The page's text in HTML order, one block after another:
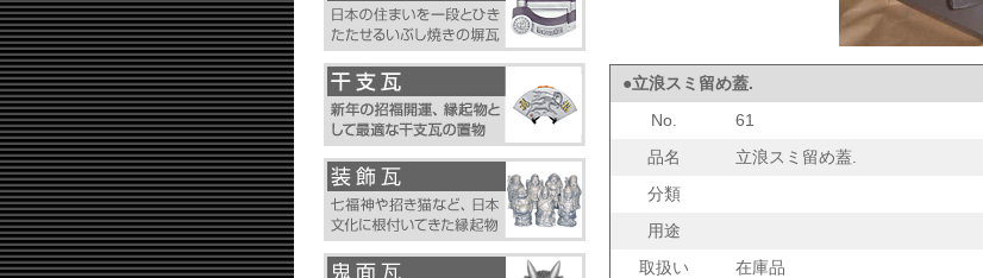
●立浪スミ留め蓋.
No.
61
品名
立浪スミ留め蓋.
分類
用途
取扱い
在庫品